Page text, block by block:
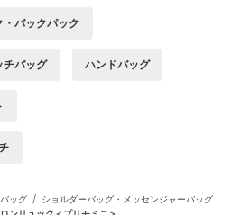
・バックパック
チバッグ ハンドバッグ
バッグ / ショルダーバッグ・メッセンジャーバッグ